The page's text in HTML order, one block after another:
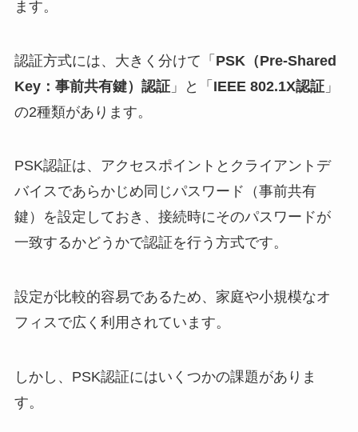
ます。
認証方式には、大きく分けて「 PSK（Pre-Shared
Key：事前共有鍵）認証」と「 IEEE 802.1X認証」
の2種類があります。
PSK認証は、アクセスポイントとクライアントデ
バイスであらかじめ同じパスワード（事前共有
鍵）を設定しておき、接続時にそのパスワードが
一致するかどうかで認証を行う方式です。
設定が比較的容易であるため、家庭や小規模なオ
フィスで広く利用されています。
しかし、PSK認証にはいくつかの課題がありま
す。